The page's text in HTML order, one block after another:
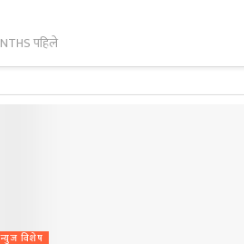
पहिले
विशेष